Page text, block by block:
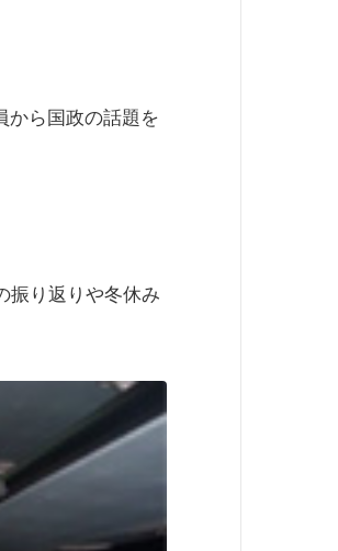
から国政の話題を
振り返りや冬休み